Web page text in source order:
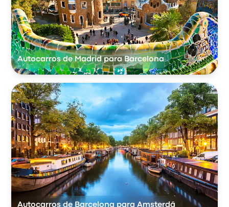
Autocarros de Madrid para Barcelona
Autocarros de Barcelona para Amsterdã